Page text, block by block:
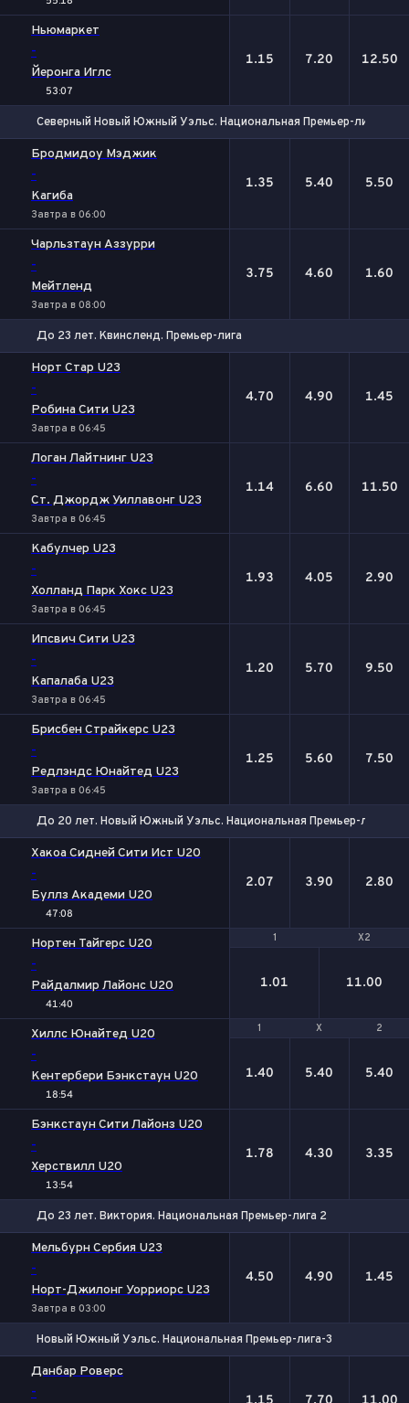
Ньюмаркет
-
Йеронга Иглс
53:07
1.15 7.20 12.50
Северный Новый Южный Уэльс. Национальная Премьер-лига
Бродмидоу Мэджик
-
Кагиба
Завтра в 06:00
1.35 5.40 5.50
Чарльзтаун Аззурри
-
Мейтленд
Завтра в 08:00
3.75 4.60 1.60
До 23 лет. Квинсленд. Премьер-лига
Норт Стар U23
-
Робина Сити U23
Завтра в 06:45
4.70 4.90 1.45
Логан Лайтнинг U23
-
Ст. Джордж Уиллавонг U23
Завтра в 06:45
1.14 6.60 11.50
Кабулчер U23
-
Холланд Парк Хокс U23
Завтра в 06:45
1.93 4.05 2.90
Ипсвич Сити U23
-
Капалаба U23
Завтра в 06:45
1.20 5.70 9.50
Брисбен Страйкерс U23
-
Редлэндс Юнайтед U23
Завтра в 06:45
1.25 5.60 7.50
До 20 лет. Новый Южный Уэльс. Национальная Премьер-лига-2
Хакоа Сидней Сити Ист U20
-
Буллз Академи U20
47:08
2.07 3.90 2.80
1 X2
Нортен Тайгерс U20
-
Райдалмир Лайонс U20
41:40
1 X2
1.01 11.00
1 Х 2
Хиллс Юнайтед U20
-
Кентербери Бэнкстаун U20
18:54
1 Х 2
1.40 5.40 5.40
Бэнкстаун Сити Лайонз U20
-
Херствилл U20
13:54
1.78 4.30 3.35
До 23 лет. Виктория. Национальная Премьер-лига 2
Мельбурн Сербия U23
-
Норт-Джилонг Уорриорс U23
Завтра в 03:00
4.50 4.90 1.45
Новый Южный Уэльс. Национальная Премьер-лига-3
Данбар Роверс
-